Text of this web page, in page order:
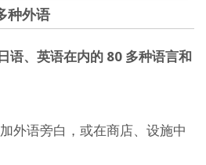
种外语
语、英语在内的 80 多种语言和
外语旁白，或在商店、设施中